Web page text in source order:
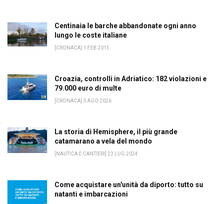
Centinaia le barche abbandonate ogni anno
lungo le coste italiane
[CRONACA] 1 FEB 2015
Croazia, controlli in Adriatico: 182 violazioni e
79.000 euro di multe
[CRONACA] 3 AGO 2026
La storia di Hemisphere, il più grande
catamarano a vela del mondo
[NAUTICA E CANTIERI] 23 LUG 2024
Come acquistare un'unità da diporto: tutto su
natanti e imbarcazioni